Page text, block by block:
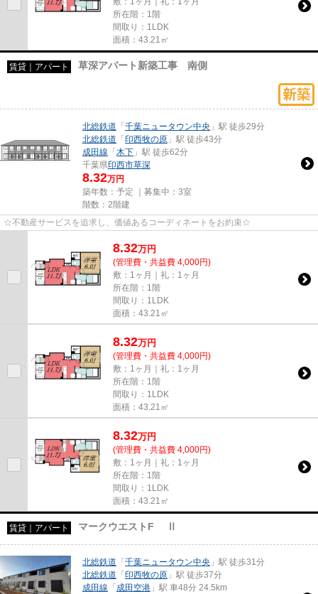
所在階：1階
間取り：1LDK
面積：43.21㎡
賃貸｜アパート 草深アパート新築工事 南側
北総鉄道 「千葉ニュータウン中央 」駅 徒歩29分
北総鉄道 「印西牧の原 」駅 徒歩43分
成田線 「木下 」駅 徒歩62分
千葉県印西市草深
8.32万円
築年数：予定 ｜募集中： 3室
階数：2階建
☆不動産サービスを追求し、価値あるコーディネートをお約束☆
8.32万円
(管理費・共益費 4,000円)
敷：1ヶ月｜礼：1ヶ月
所在階：1階
間取り：1LDK
面積：43.21㎡
8.32万円
(管理費・共益費 4,000円)
敷：1ヶ月｜礼：1ヶ月
所在階：1階
間取り：1LDK
面積：43.21㎡
8.32万円
(管理費・共益費 4,000円)
敷：1ヶ月｜礼：1ヶ月
所在階：1階
間取り：1LDK
面積：43.21㎡
賃貸｜アパート マークウエストF Ⅱ
北総鉄道 「千葉ニュータウン中央 」駅 徒歩31分
北総鉄道 「印西牧の原 」駅 徒歩37分
成田線 「成田空港 」駅 車48分 24.5km